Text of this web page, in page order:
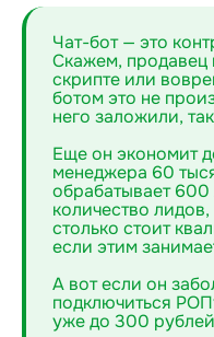
Чат-бот — это
Скажем, продавец
скрипте или
ботом это не
него заложили,
Еще он экономит
менеджера 60
обрабатывает
количество
столько стоит
если этим
А вот если он
подключиться
уже до 300